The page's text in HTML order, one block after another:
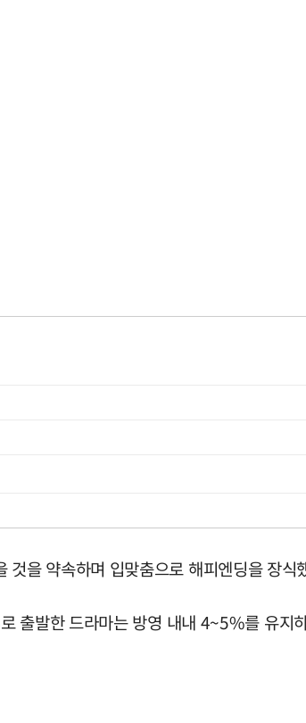
을 약속하며 입맞춤으로 해피엔딩을 장식
출발한 드라마는 방영 내내 4~5%를 유지